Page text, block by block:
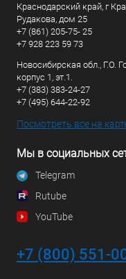
Краснодарский край, г
Рудакова, дом 25
+7 (861) 205-75- 25
+7 928 223 59 73
Новосибирская обл., Г.О.
корпус 1, эт.1.
+7 (383) 383-24-27
+7 (495) 644-22-92
Посмотреть все на
Мы в социальных
Telegram
Rutube
YouTube
+7 (800) 551-